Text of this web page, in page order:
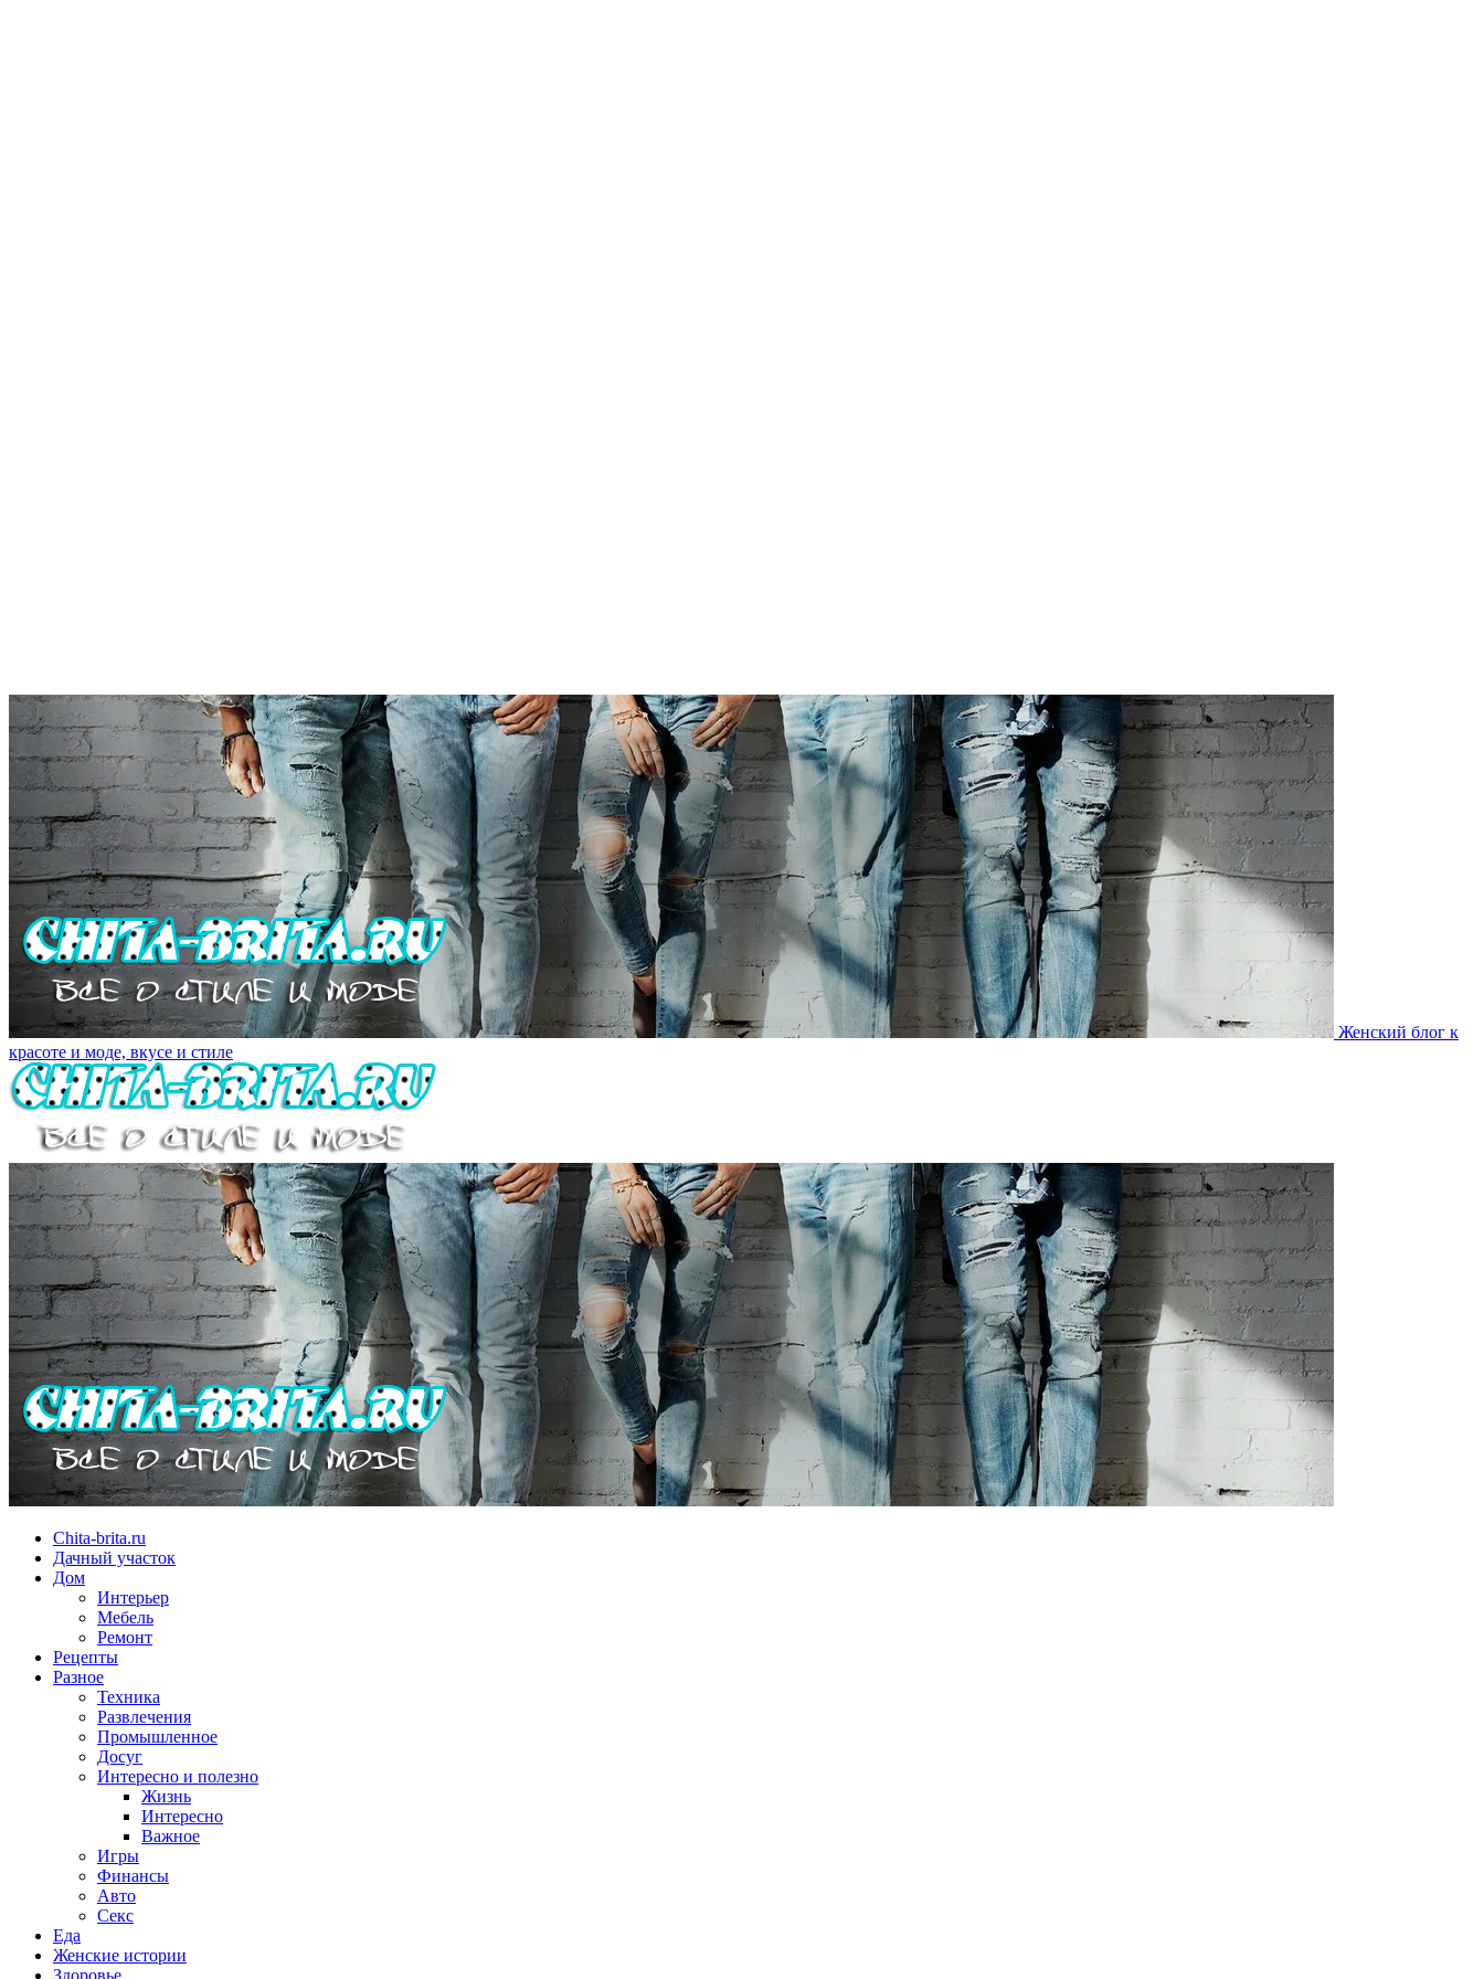
Женский блог к
красоте и моде, вкусе и стиле
Chita-brita.ru
Дачный участок
Дом
Интерьер
Мебель
Ремонт
Рецепты
Разное
Техника
Развлечения
Промышленное
Досуг
Интересно и полезно
Жизнь
Интересно
Важное
Игры
Финансы
Авто
Секс
Еда
Женские истории
Здоровье